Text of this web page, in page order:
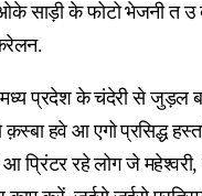
साड़ी के फोटो भेजनी त
प्रदेश के चंदेरी से जुड़ल
हवे आ एगो प्रसिद्ध
प्रिंटर रहे लोग जे